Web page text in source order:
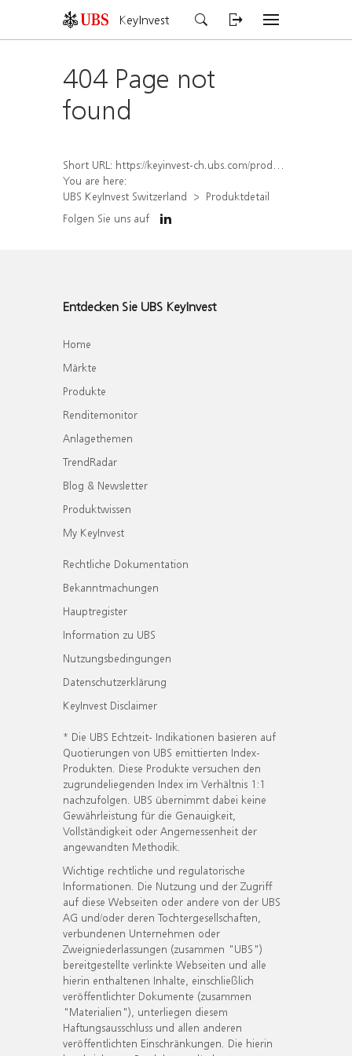
KeyInvest
404 Page not
found
Short URL: https://keyinvest-ch.ubs.com/produkt/detail/index/isin/CH1579653101
You are here:
UBS KeyInvest Switzerland
Produktdetail
Folgen Sie uns auf
Entdecken Sie UBS KeyInvest
Home
Märkte
Produkte
Renditemonitor
Anlagethemen
TrendRadar
Blog & Newsletter
Produktwissen
My KeyInvest
Rechtliche Dokumentation
Bekanntmachungen
Hauptregister
Information zu UBS
Nutzungsbedingungen
Datenschutzerklärung
KeyInvest Disclaimer
* Die UBS Echtzeit- Indikationen basieren auf
Quotierungen von UBS emittierten Index-
Produkten. Diese Produkte versuchen den
zugrundeliegenden Index im Verhältnis 1:1
nachzufolgen. UBS übernimmt dabei keine
Gewährleistung für die Genauigkeit,
Vollständigkeit oder Angemessenheit der
angewandten Methodik.
Wichtige rechtliche und regulatorische
Informationen. Die Nutzung und der Zugriff
auf diese Webseiten oder andere von der UBS
AG und/oder deren Tochtergesellschaften,
verbundenen Unternehmen oder
Zweigniederlassungen (zusammen "UBS")
bereitgestellte verlinkte Webseiten und alle
hierin enthaltenen Inhalte, einschließlich
veröffentlichter Dokumente (zusammen
"Materialien"), unterliegen diesem
Haftungsausschluss und allen anderen
veröffentlichten Einschränkungen. Die hierin